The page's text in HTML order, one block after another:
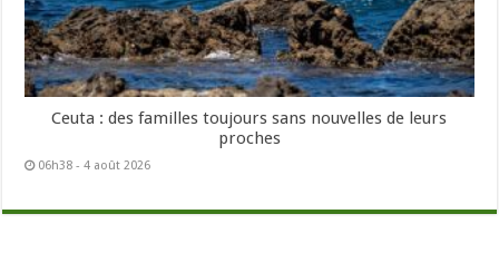
Ceuta : des familles toujours sans nouvelles de leurs
proches
06h38 - 4 août 2026